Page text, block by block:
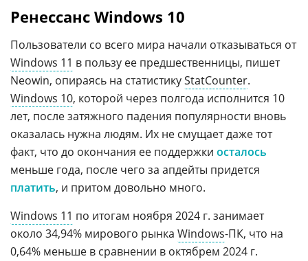
Ренессанс Windows 10
Пользователи со всего мира начали отказываться от
Windows 11 в пользу ее предшественницы, пишет
Neowin, опираясь на статистикуStatCounter.
Windows 10, которой через полгода исполнится 10
лет, после затяжного падения популярности вновь
оказалась нужна людям. Их не смущает даже тот
факт, что до окончания ее поддержки осталось
меньше года, после чего за апдейты придется
платить, и притом довольно много.
Windows 11 по итогам ноября 2024 г. занимает
около 34,94% мирового рынка Windows-ПК, что на
0,64% меньше в сравнении в октябрем 2024 г.